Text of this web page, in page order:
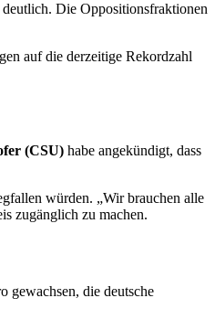
deutlich. Die Oppositionsfraktionen
auf die derzeitige Rekordzahl
(CSU) habe angekündigt, dass
würden. „Wir brauchen alle
zugänglich zu machen.
gewachsen, die deutsche